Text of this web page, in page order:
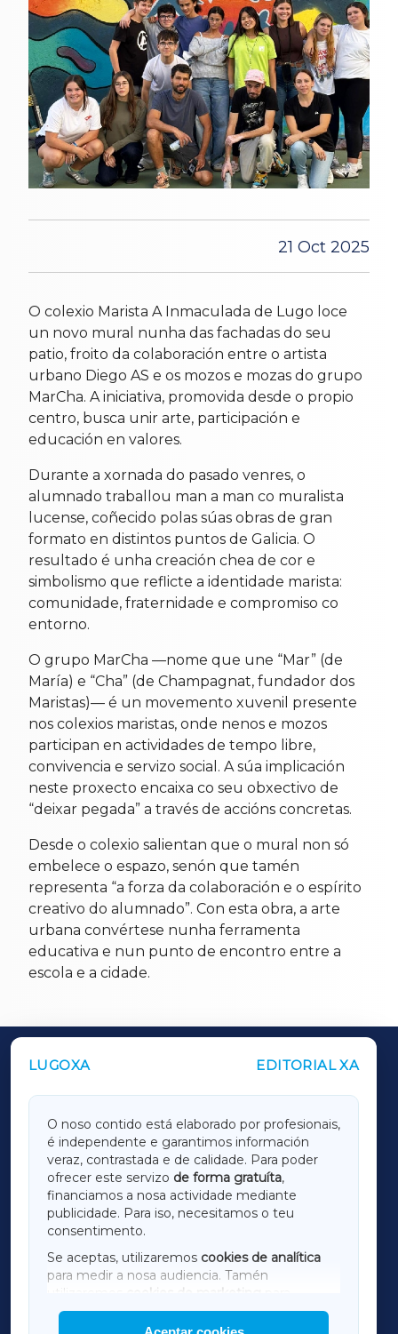
21 Oct 2025
O colexio Marista A Inmaculada de Lugo loce
un novo mural nunha das fachadas do seu
patio, froito da colaboración entre o artista
urbano Diego AS e os mozos e mozas do grupo
MarCha. A iniciativa, promovida desde o propio
centro, busca unir arte, participación e
educación en valores.
Durante a xornada do pasado venres, o
alumnado traballou man a man co muralista
lucense, coñecido polas súas obras de gran
formato en distintos puntos de Galicia. O
resultado é unha creación chea de cor e
simbolismo que reflicte a identidade marista:
comunidade, fraternidade e compromiso co
entorno.
O grupo MarCha —nome que une “Mar” (de
María) e “Cha” (de Champagnat, fundador dos
Maristas)— é un movemento xuvenil presente
nos colexios maristas, onde nenos e mozos
participan en actividades de tempo libre,
convivencia e servizo social. A súa implicación
neste proxecto encaixa co seu obxectivo de
“deixar pegada” a través de accións concretas.
Desde o colexio salientan que o mural non só
embelece o espazo, senón que tamén
representa “a forza da colaboración e o espírito
creativo do alumnado”. Con esta obra, a arte
urbana convértese nunha ferramenta
educativa e nun punto de encontro entre a
escola e a cidade.
LUGOXA EDITORIAL XA
O noso contido está elaborado por profesionais,
é independente e garantimos información
veraz, contrastada e de calidade. Para poder
ofrecer este servizo de forma gratuíta,
financiamos a nosa actividade mediante
publicidade. Para iso, necesitamos o teu
consentimento.
Se aceptas, utilizaremos cookies de analítica
para medir a nosa audiencia. Tamén
utilizaremos
cookies de marketing
mostrar publicidade de terceiros.
OUTROS PERIÓDICOS
LUGOXA
TERRACHAXA
AMARIÑAXA